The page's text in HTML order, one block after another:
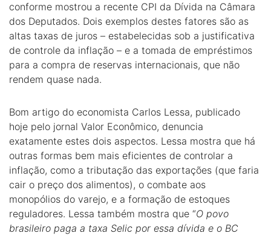
conforme mostrou a recente CPI da Dívida na Câmara
dos Deputados. Dois exemplos destes fatores são as
altas taxas de juros – estabelecidas sob a justificativa
de controle da inflação – e a tomada de empréstimos
para a compra de reservas internacionais, que não
rendem quase nada.
Bom artigo do economista Carlos Lessa, publicado
hoje pelo jornal Valor Econômico, denuncia
exatamente estes dois aspectos. Lessa mostra que há
outras formas bem mais eficientes de controlar a
inflação, como a tributação das exportações (que faria
cair o preço dos alimentos), o combate aos
monopólios do varejo, e a formação de estoques
reguladores. Lessa também mostra que “O povo
brasileiro paga a taxa Selic por essa dívida e o BC